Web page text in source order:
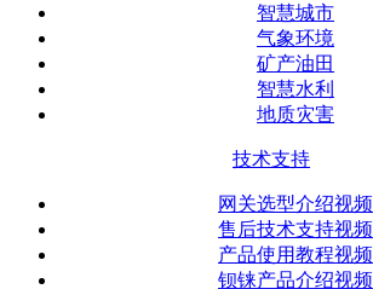
智慧城市
气象环境
矿产油田
智慧水利
地质灾害
技术支持
网关选型介绍视频
售后技术支持视频
产品使用教程视频
钡铼产品介绍视频